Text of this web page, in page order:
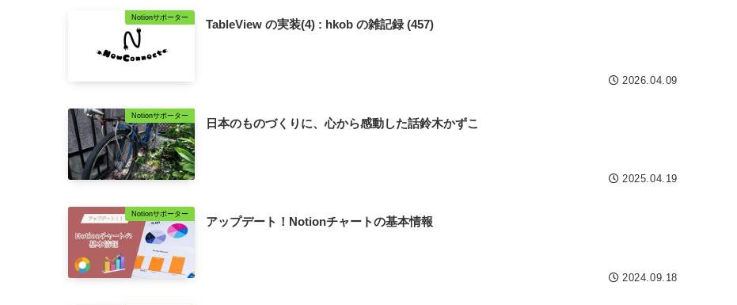
Notionサポーター
TableView の実装(4) : hkob の雑記録 (457)
2026.04.09
Notionサポーター
日本のものづくりに、心から感動した話鈴木かずこ
2025.04.19
Notionサポーター
アップデート！Notionチャートの基本情報
2024.09.18